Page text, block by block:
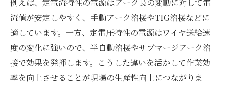
流値が安定しやすく、手動アーク溶接やTIG溶接などに
適しています。一方、定電圧特性の電源はワイヤ送給速
度の変化に強いので、半自動溶接やサブマージアーク溶
接で効果を発揮します。こうした違いを活かして作業効
率を向上させることが現場の生産性向上につながりま